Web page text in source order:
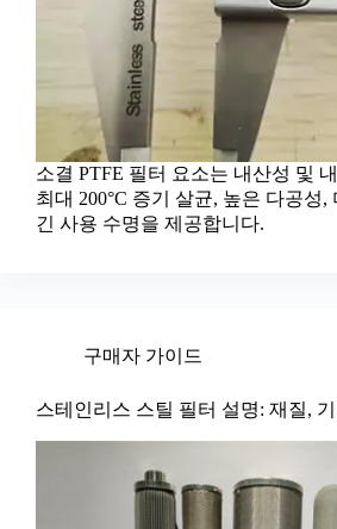
소결 PTFE 필터 요소는 내산성 및
최대 200°C 증기 살균, 높은 다공성,
긴 사용 수명을 제공합니다.
구매자 가이드
스테인리스 스틸 필터 설명: 재질,